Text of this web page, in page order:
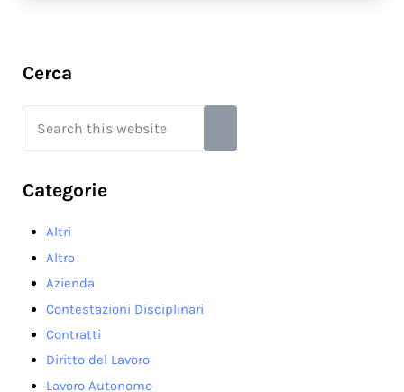
Sidebar
Cerca
Categorie
Altri
Altro
Azienda
Contestazioni Disciplinari
Contratti
Diritto del Lavoro
Lavoro Autonomo